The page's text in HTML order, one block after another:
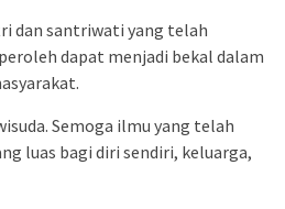
dan santriwati yang telah
dapat menjadi bekal dalam
Semoga ilmu yang telah
luas bagi diri sendiri, keluarga,